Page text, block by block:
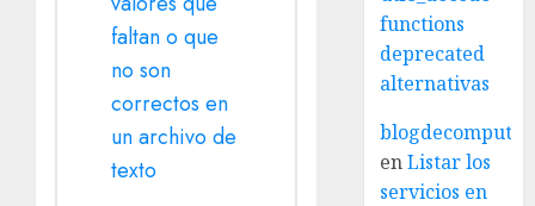
faltan o que
no son
correctos en
un archivo de
texto
functions
deprecated
alternativas
enListar los
servicios en